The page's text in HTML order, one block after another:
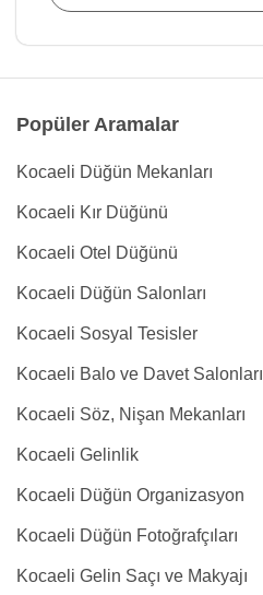
Popüler Aramalar
Kocaeli Düğün Mekanları
Kocaeli Kır Düğünü
Kocaeli Otel Düğünü
Kocaeli Düğün Salonları
Kocaeli Sosyal Tesisler
Kocaeli Balo ve Davet Salonları
Kocaeli Söz, Nişan Mekanları
Kocaeli Gelinlik
Kocaeli Düğün Organizasyon
Kocaeli Düğün Fotoğrafçıları
Kocaeli Gelin Saçı ve Makyajı